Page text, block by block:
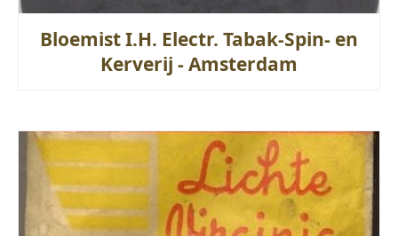
Bloemist I.H. Electr. Tabak-Spin- en
Kerverij - Amsterdam